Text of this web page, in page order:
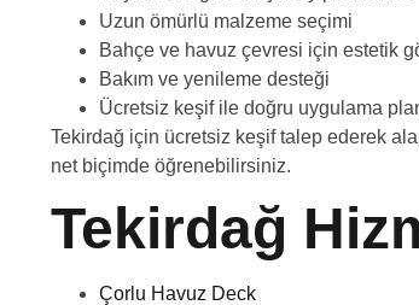
Uzun ömürlü malzeme seçimi
Bahçe ve havuz çevresi için estetik
Bakım ve yenileme desteği
Ücretsiz keşif ile doğru uygulama
Tekirdağ için ücretsiz keşif talep ederek
net biçimde öğrenebilirsiniz.
Tekirdağ
Çorlu Havuz Deck